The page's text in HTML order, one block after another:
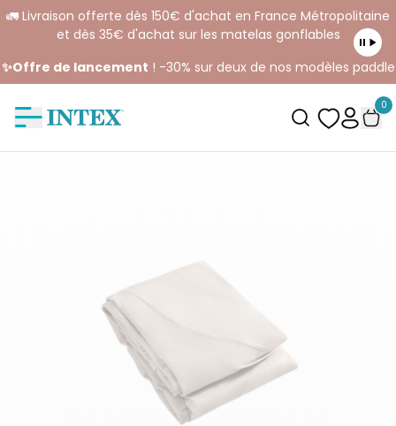
🚛 Livraison offerte dès 150€ d'achat en France Métropolitaine
et dès 35€ d'achat sur les matelas gonflables
✨Offre de lancement ! -30% sur deux de nos modèles paddle
0